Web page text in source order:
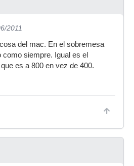
2011
del mac. En el sobremesa
como siempre. Igual es el
es a 800 en vez de 400.